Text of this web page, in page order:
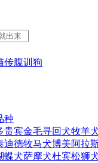
传腹训狗
种
贵宾金毛寻回犬牧羊
迪德牧马犬博美阿拉
蝶犬萨摩犬杜宾松狮